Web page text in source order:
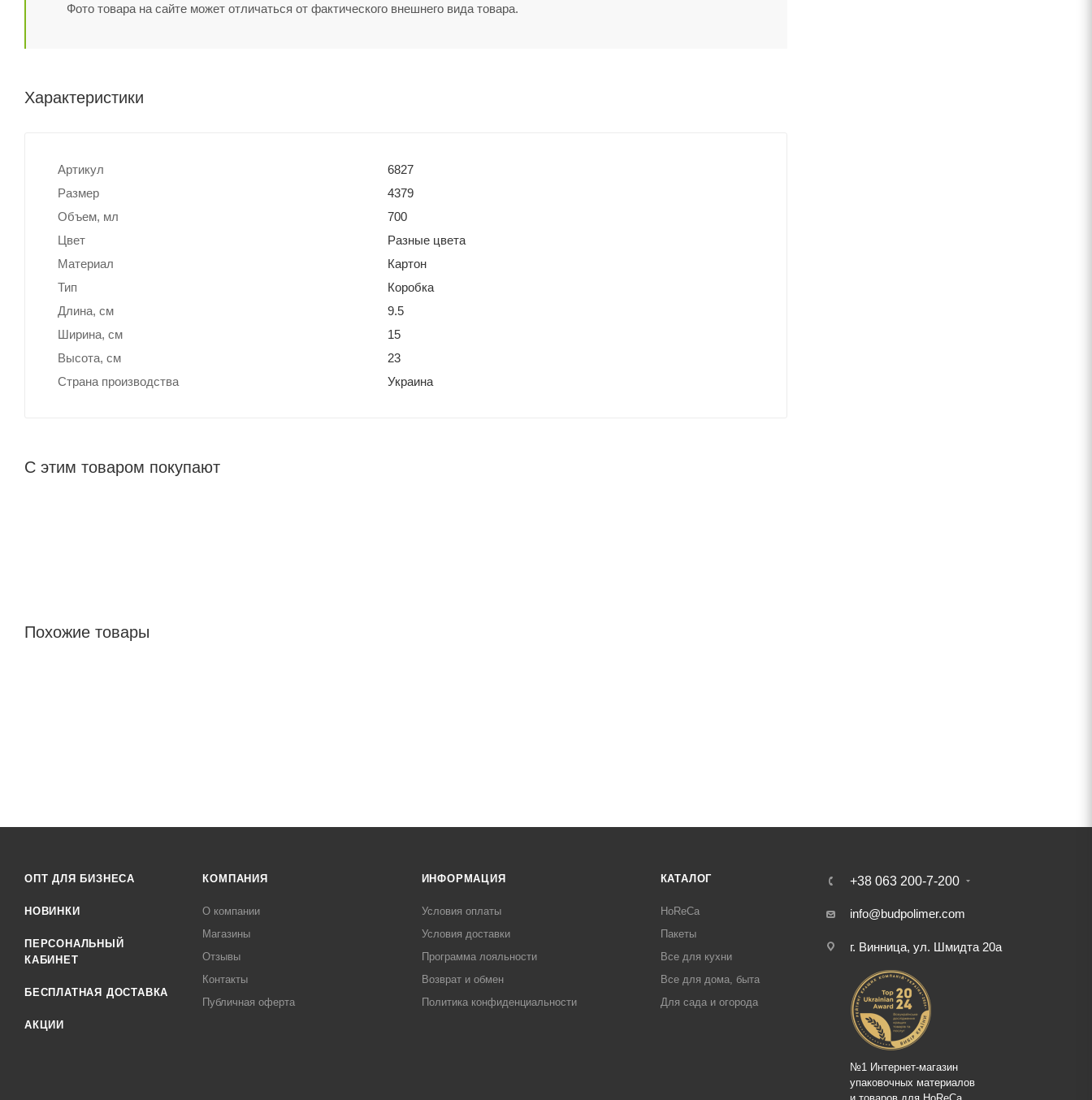
Фото товара на сайте может отличаться от фактического внешнего вида товара.
Характеристики
Артикул
6827
Размер
4379
Объем, мл
700
Цвет
Разные цвета
Материал
Картон
Тип
Коробка
Длина, cм
9.5
Ширина, cм
15
Высота, см
23
Страна производства
Украина
С этим товаром покупают
Похожие товары
ОПТ ДЛЯ БИЗНЕСА
НОВИНКИ
ПЕРСОНАЛЬНЫЙ
КАБИНЕТ
БЕСПЛАТНАЯ ДОСТАВКА
АКЦИИ
КОМПАНИЯ
О компании
Магазины
Отзывы
Контакты
Публичная оферта
ИНФОРМАЦИЯ
Условия оплаты
Условия доставки
Программа лояльности
Возврат и обмен
Политика конфиденциальности
КАТАЛОГ
HoReCa
Пакеты
Все для кухни
Все для дома, быта
Для сада и огорода
+38 063 200-7-200
info@budpolimer.com
г. Винница, ул. Шмидта 20а
№1 Интернет-магазин
упаковочных материалов